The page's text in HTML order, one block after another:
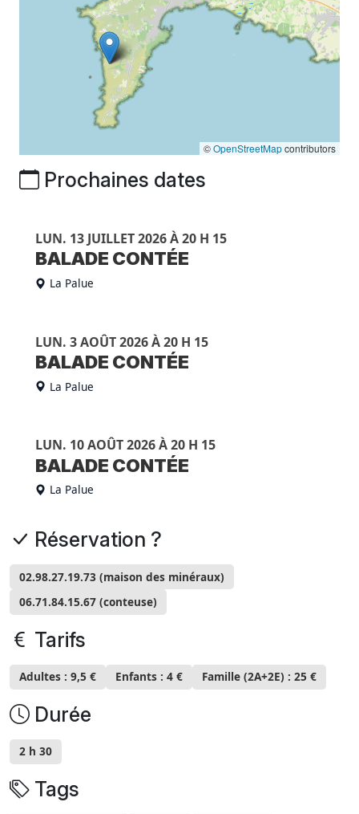
©OpenStreetMapcontributors
Prochaines dates
LUN. 13 JUILLET 2026 À 20 H 15
BALADE CONTÉE
La Palue
LUN. 3 AOÛT 2026 À 20 H 15
BALADE CONTÉE
La Palue
LUN. 10 AOÛT 2026 À 20 H 15
BALADE CONTÉE
La Palue
Réservation ?
02.98.27.19.73 (maison des minéraux)
06.71.84.15.67 (conteuse)
Tarifs
Adultes : 9,5 € Enfants : 4 € Famille (2A+2E) : 25 €
Durée
2 h 30
Tags